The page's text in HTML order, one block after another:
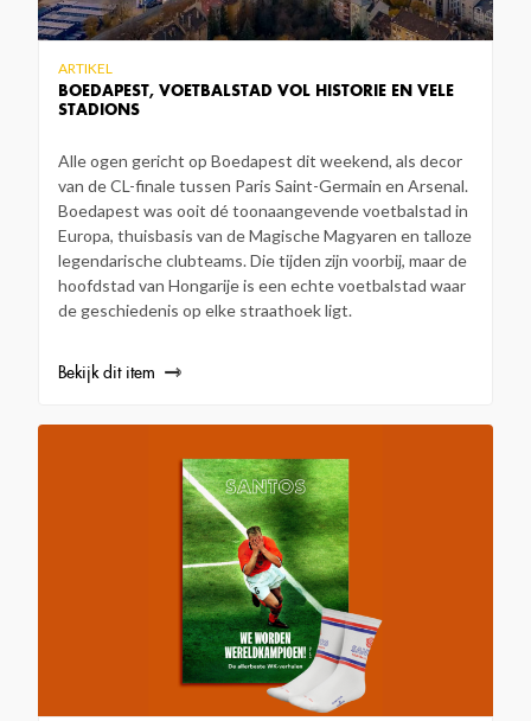
BOEDAPEST, VOETBALSTAD VOL HISTORIE EN VELE
STADIONS
ARTIKEL
Alle ogen gericht op Boedapest dit weekend, als decor
van de CL-finale tussen Paris Saint-Germain en Arsenal.
Boedapest was ooit dé toonaangevende voetbalstad in
Europa, thuisbasis van de Magische Magyaren en talloze
legendarische clubteams. Die tijden zijn voorbij, maar de
hoofdstad van Hongarije is een echte voetbalstad waar
de geschiedenis op elke straathoek ligt.
Bekijk dit item